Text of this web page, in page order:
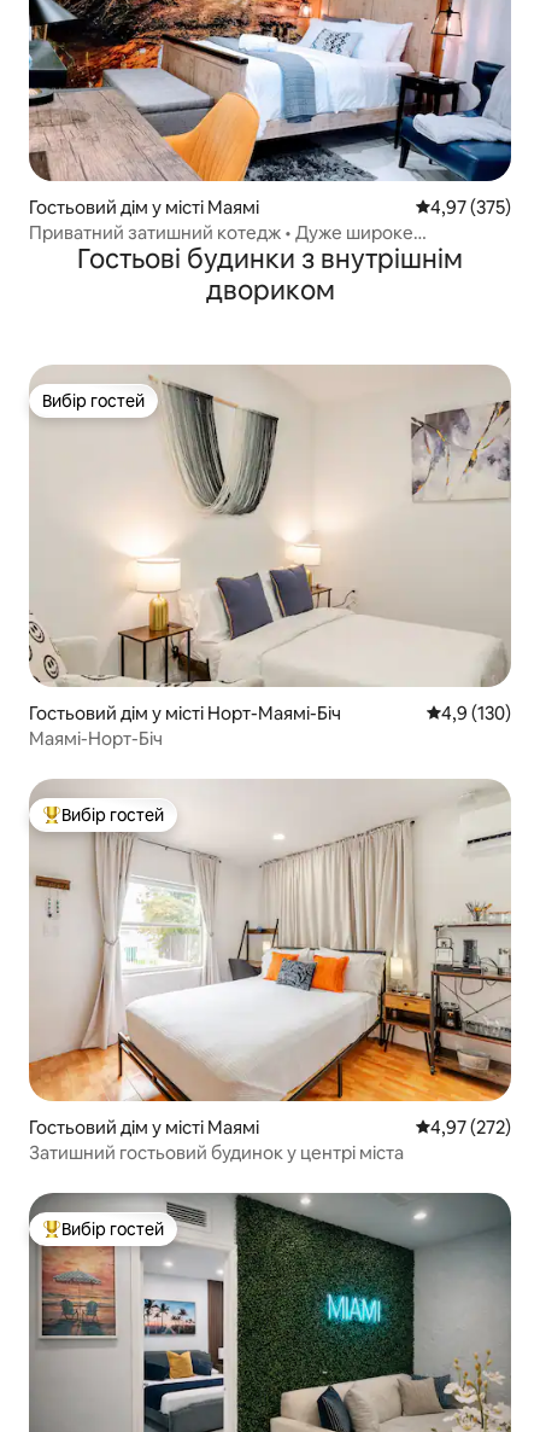
Гостьовий дім у місті Маямі Середня
4,97 (375)
Приватний затишний котедж • Дуже широке
двоспальне ліжко • Безкоштовна стоянка
Гостьові будинки з внутрішнім
двориком
Вибір гостей
Вибір гостей
Гостьовий дім у місті Норт-Маямі-Біч Середня
4,9 (130)
Маямі-Норт-Біч
Топ вибір гостей
Вибір гостей
Гостьовий дім у місті Маямі Середня
4,97 (272)
Затишний гостьовий будинок у центрі міста
Топ вибір гостей
Вибір гостей